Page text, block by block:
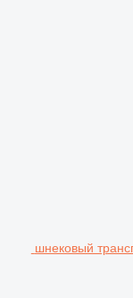
шнековый